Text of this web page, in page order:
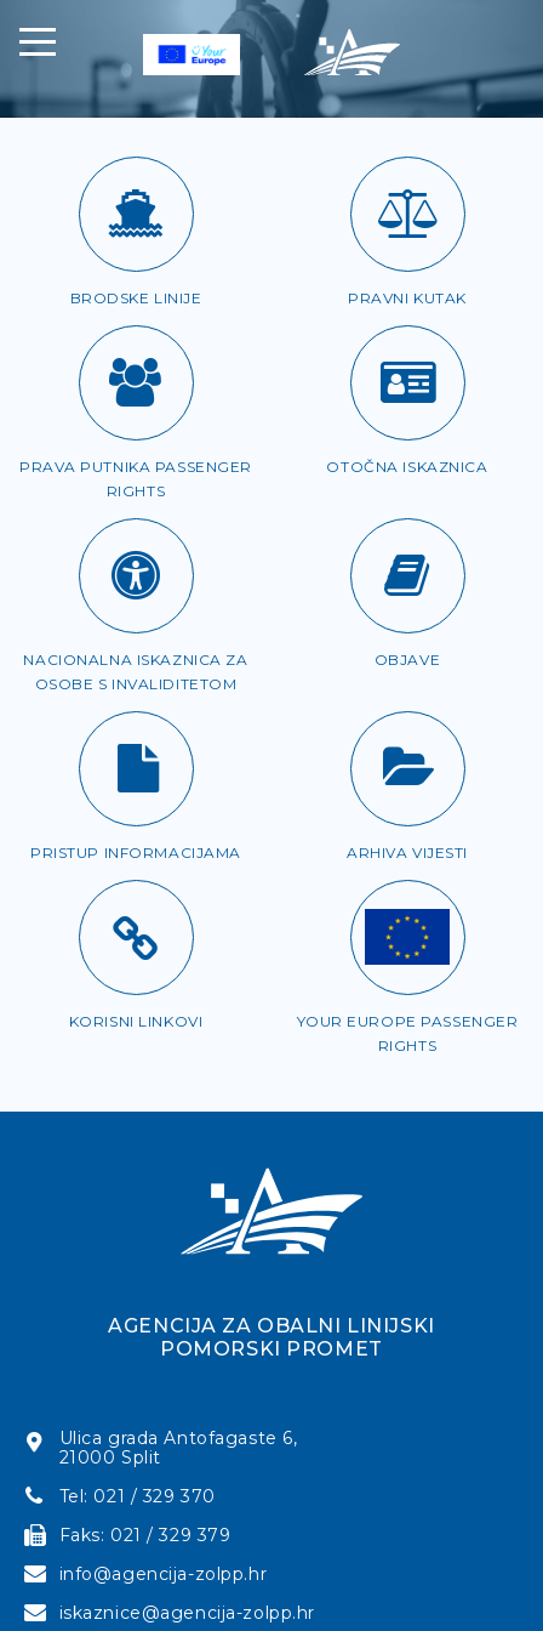
BRODSKE LINIJE PRAVNI KUTAK
PRAVA PUTNIKA PASSENGER
RIGHTS
OTOČNA ISKAZNICA
NACIONALNA ISKAZNICA ZA
OSOBE S INVALIDITETOM
OBJAVE
PRISTUP INFORMACIJAMA ARHIVA VIJESTI
KORISNI LINKOVI
YOUR EUROPE PASSENGER
RIGHTS
AGENCIJA ZA OBALNI LINIJSKI
POMORSKI PROMET
Ulica grada Antofagaste 6,
21000 Split
Tel: 021 / 329 370
Faks: 021 / 329 379
info@agencija-zolpp.hr
iskaznice@agencija-zolpp.hr